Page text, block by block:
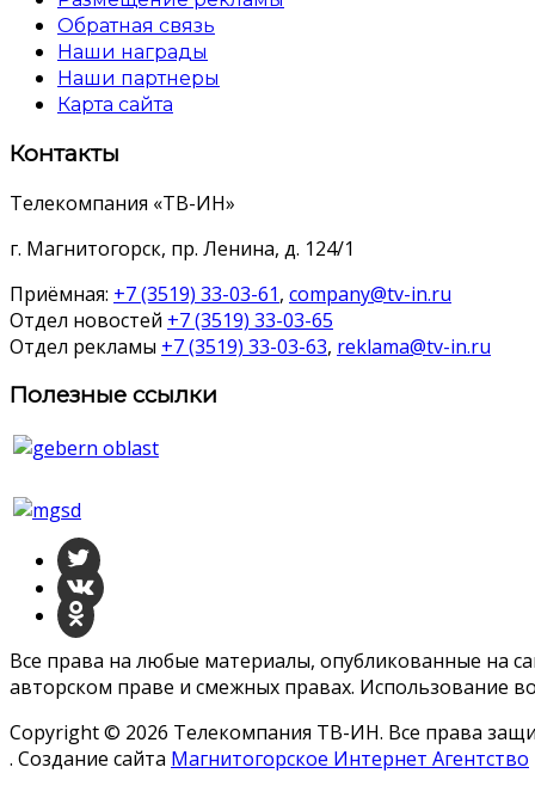
Обратная связь
Наши награды
Наши партнеры
Карта сайта
Контакты
Телекомпания «ТВ-ИН»
г. Магнитогорск, пр. Ленина, д. 124/1
Приёмная: +7 (3519) 33-03-61, company@tv-in.ru
Отдел новостей +7 (3519) 33-03-65
Отдел рекламы +7 (3519) 33-03-63, reklama@tv-in.ru
Полезные ссылки
Все права на любые материалы, опубликованные на
авторском праве и смежных правах. Использование
Copyright © 2026 Телекомпания ТВ-ИН. Все права
. Создание сайта Магнитогорское Интернет Агентство